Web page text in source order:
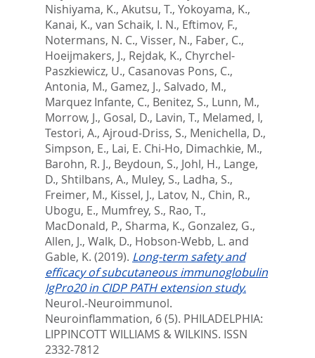
Nishiyama, K., Akutsu, T., Yokoyama, K.,
Kanai, K., van Schaik, I. N., Eftimov, F.,
Notermans, N. C., Visser, N., Faber, C.,
Hoeijmakers, J., Rejdak, K., Chyrchel-
Paszkiewicz, U., Casanovas Pons, C.,
Antonia, M., Gamez, J., Salvado, M.,
Marquez Infante, C., Benitez, S., Lunn, M.,
Morrow, J., Gosal, D., Lavin, T., Melamed, I,
Testori, A., Ajroud-Driss, S., Menichella, D.,
Simpson, E., Lai, E. Chi-Ho, Dimachkie, M.,
Barohn, R. J., Beydoun, S., Johl, H., Lange,
D., Shtilbans, A., Muley, S., Ladha, S.,
Freimer, M., Kissel, J., Latov, N., Chin, R.,
Ubogu, E., Mumfrey, S., Rao, T.,
MacDonald, P., Sharma, K., Gonzalez, G.,
Allen, J., Walk, D., Hobson-Webb, L. and
Gable, K. (2019). Long-term safety and
efficacy of subcutaneous immunoglobulin
IgPro20 in CIDP PATH extension study.
Neurol.-Neuroimmunol.
Neuroinflammation, 6 (5). PHILADELPHIA:
LIPPINCOTT WILLIAMS & WILKINS. ISSN
2332-7812